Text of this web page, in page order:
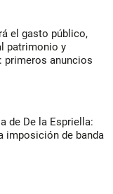
el gasto público,
patrimonio y
primeros anuncios
de De la Espriella:
imposición de banda